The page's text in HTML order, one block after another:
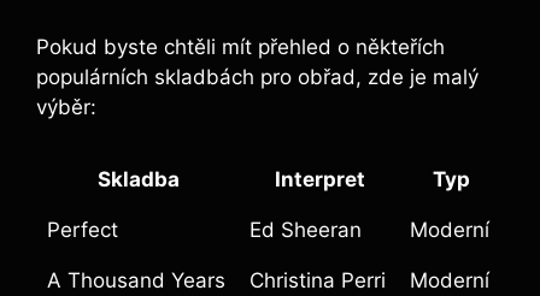
Pokud byste chtěli mít přehled o někteřích
populárních skladbách pro obřad, zde je malý
výběr:
Skladba Interpret Typ
Perfect Ed Sheeran Moderní
A Thousand Years Christina Perri Moderní